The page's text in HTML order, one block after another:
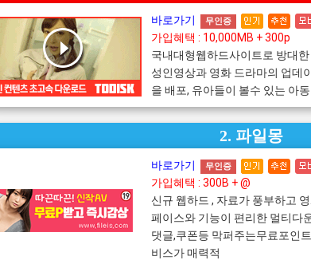
바로가기 무인증
가입혜택 : 10,000MB + 300p
국내대형웹하드사이트로 방대
성인영상과 영화 드라마의 업데
을 배포, 유아들이 볼수 있는 아
2. 파일몽
바로가기 무인증
가입혜택 : 300B + @
신규 웹하드 , 자료가 풍부하고
페이스와 기능이 편리한 멀티다
댓글,쿠폰등 막퍼주는무료포인
비스가 매력적